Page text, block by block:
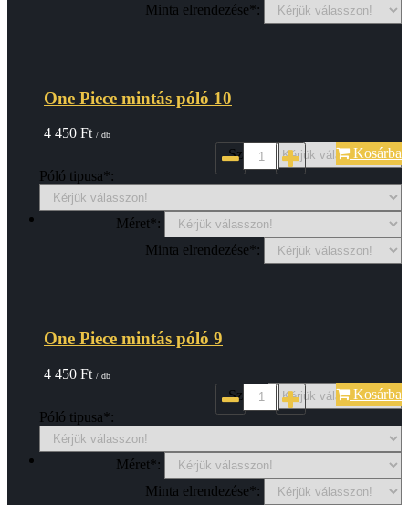
Minta elrendezése*:
One Piece mintás póló 10
4 450 Ft / db
Szin*:
Póló tipusa*:
Méret*:
Minta elrendezése*:
Kosárba
One Piece mintás póló 9
4 450 Ft / db
Szin*:
Póló tipusa*:
Méret*:
Minta elrendezése*:
Kosárba